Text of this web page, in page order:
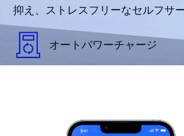
抑え、ストレスフリーなセルフサ
オートパワーチャージ